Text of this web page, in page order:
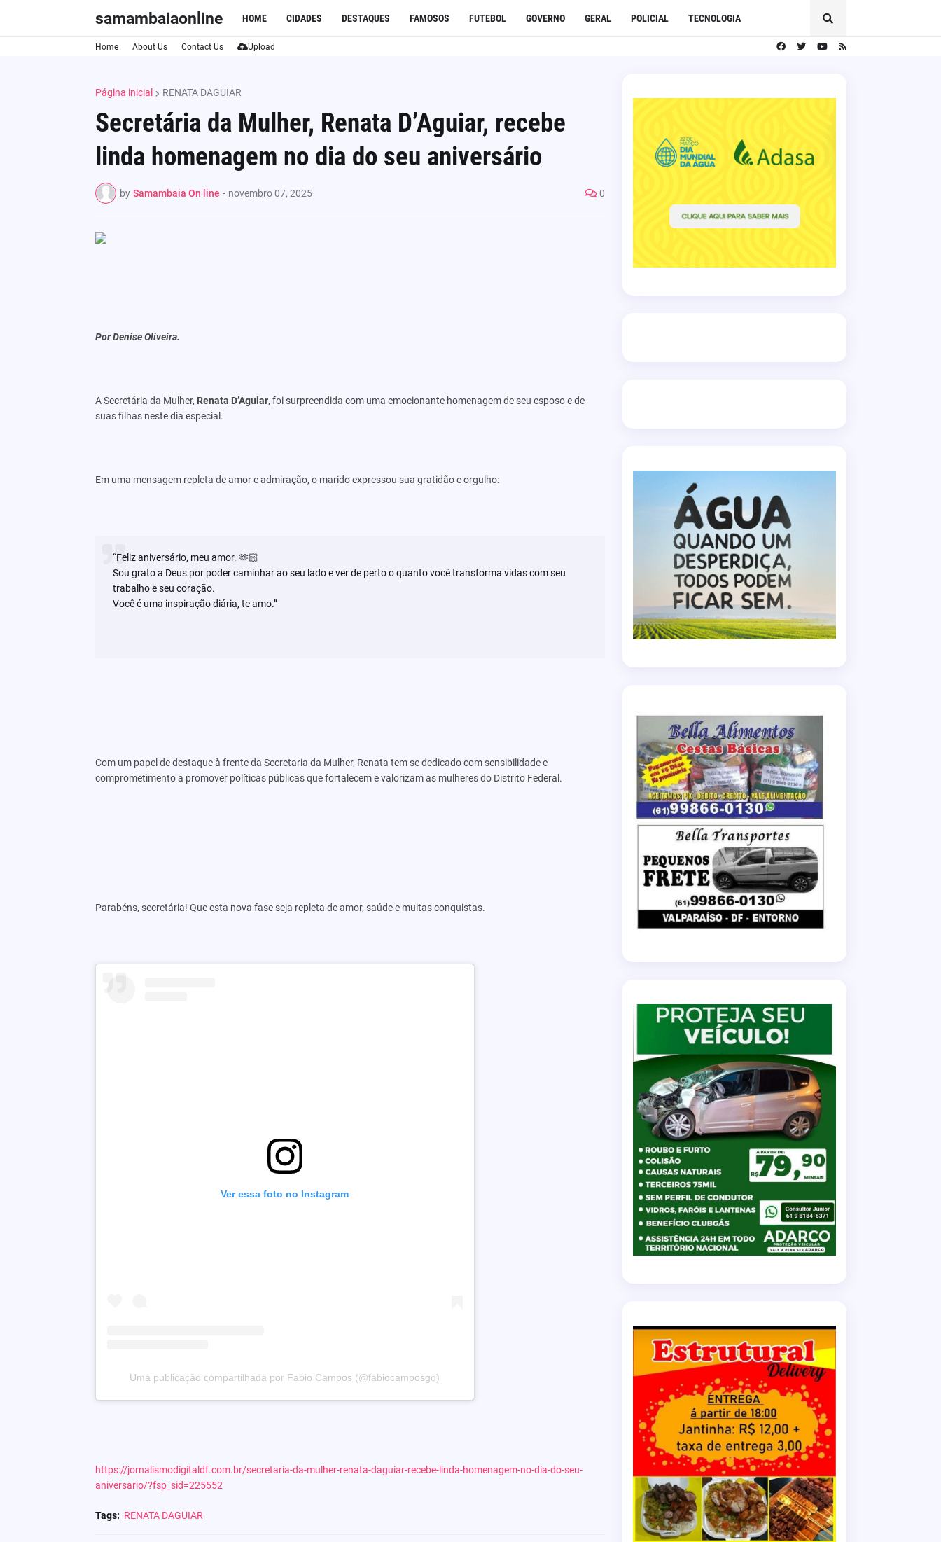
samambaiaonline HOME CIDADES DESTAQUES FAMOSOS FUTEBOL GOVERNO GERAL POLICIAL TECNOLOGIA
Home About Us Contact Us Upload
Página inicial RENATA DAGUIAR
Secretária da Mulher, Renata D’Aguiar, recebe
linda homenagem no dia do seu aniversário
by Samambaia On line - novembro 07, 2025 0
Por Denise Oliveira.
A Secretária da Mulher, Renata D’Aguiar, foi surpreendida com uma emocionante homenagem de seu esposo e de
suas filhas neste dia especial.
Em uma mensagem repleta de amor e admiração, o marido expressou sua gratidão e orgulho:
“Feliz aniversário, meu amor. 🫶🏻
Sou grato a Deus por poder caminhar ao seu lado e ver de perto o quanto você transforma vidas com seu
trabalho e seu coração.
Você é uma inspiração diária, te amo.”
Com um papel de destaque à frente da Secretaria da Mulher, Renata tem se dedicado com sensibilidade e
comprometimento a promover políticas públicas que fortalecem e valorizam as mulheres do Distrito Federal.
Parabéns, secretária! Que esta nova fase seja repleta de amor, saúde e muitas conquistas.
Ver essa foto no Instagram
Uma publicação compartilhada por Fabio Campos (@fabiocamposgo)
https://jornalismodigitaldf.com.br/secretaria-da-mulher-renata-daguiar-recebe-linda-homenagem-no-dia-do-seu-
aniversario/?fsp_sid=225552
Tags: RENATA DAGUIAR